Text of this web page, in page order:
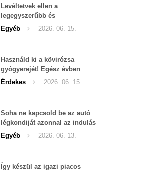
Levéltetvek ellen a
legegyszerűbb és
leghatékonyabb filléres
háziszer
Egyéb 2026. 06. 15.
Használd ki a kövirózsa
gyógyerejét! Egész évben
hozzáférhető.
Érdekes 2026. 06. 15.
Soha ne kapcsold be az autó
légkondiját azonnal az indulás
után!
Egyéb 2026. 06. 13.
Így készül az igazi piacos